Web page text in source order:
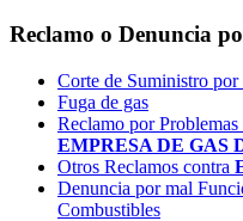
Reclamo o Denuncia
Corte de Suministro por
Fuga de gas
Reclamo por
EMPRESA DE GAS
Otros Reclamos contra
Denuncia por mal
Combustibles